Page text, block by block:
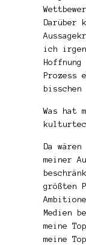
Darüber
ich
bisschen
Was hat
Da
meiner
größten
Medien
meine
meine